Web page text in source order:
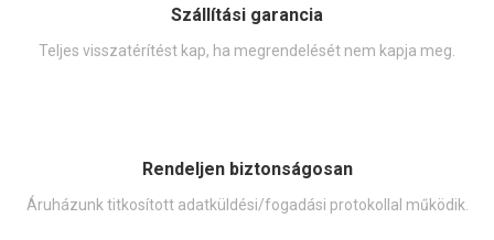
Szállítási garancia
Teljes visszatérítést kap, ha megrendelését nem kapja meg.
Rendeljen biztonságosan
Áruházunk titkosított adatküldési/fogadási protokollal működik.